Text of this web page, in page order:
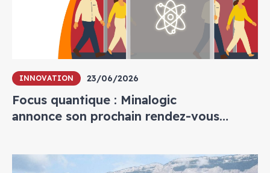
INNOVATION 23/06/2026
Focus quantique : Minalogic
annonce son prochain rendez-vous